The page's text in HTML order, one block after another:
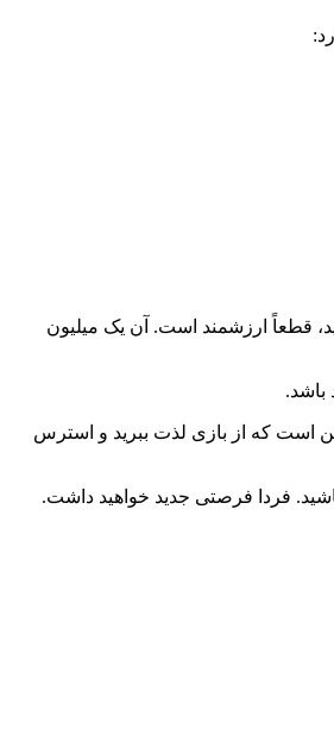
قطعاً ارزشمند است. آن یک میلیون
باشد.
است که از بازی لذت ببرید و استرس
فردا فرصتی جدید خواهید داشت.